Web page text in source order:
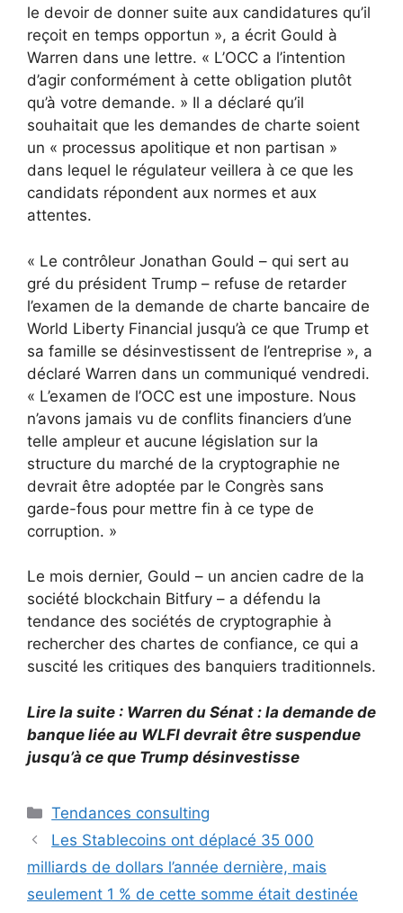
le devoir de donner suite aux candidatures qu’il
reçoit en temps opportun », a écrit Gould à
Warren dans une lettre. « L’OCC a l’intention
d’agir conformément à cette obligation plutôt
qu’à votre demande. » Il a déclaré qu’il
souhaitait que les demandes de charte soient
un « processus apolitique et non partisan »
dans lequel le régulateur veillera à ce que les
candidats répondent aux normes et aux
attentes.
« Le contrôleur Jonathan Gould – qui sert au
gré du président Trump – refuse de retarder
l’examen de la demande de charte bancaire de
World Liberty Financial jusqu’à ce que Trump et
sa famille se désinvestissent de l’entreprise », a
déclaré Warren dans un communiqué vendredi.
« L’examen de l’OCC est une imposture. Nous
n’avons jamais vu de conflits financiers d’une
telle ampleur et aucune législation sur la
structure du marché de la cryptographie ne
devrait être adoptée par le Congrès sans
garde-fous pour mettre fin à ce type de
corruption. »
Le mois dernier, Gould – un ancien cadre de la
société blockchain Bitfury – a défendu la
tendance des sociétés de cryptographie à
rechercher des chartes de confiance, ce qui a
suscité les critiques des banquiers traditionnels.
Lire la suite : Warren du Sénat : la demande de
banque liée au WLFI devrait être suspendue
jusqu’à ce que Trump désinvestisse
Catégories
Tendances consulting
Les Stablecoins ont déplacé 35 000
milliards de dollars l’année dernière, mais
seulement 1 % de cette somme était destinée